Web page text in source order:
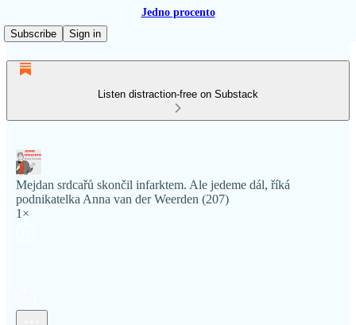
Jedno procento
Subscribe
Sign in
Listen distraction-free on Substack
Mejdan srdcařů skončil infarktem. Ale jedeme dál, říká
podnikatelka Anna van der Weerden (207)
1×